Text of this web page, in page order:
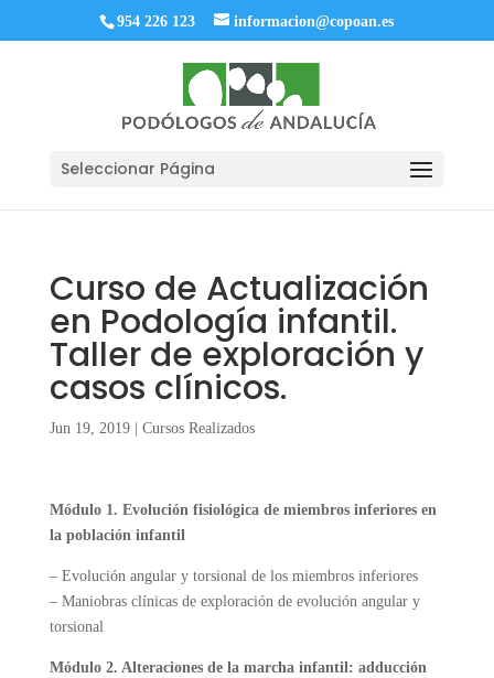
954 226 123 informacion@copoan.es
Seleccionar Página
Curso de Actualización
en Podología infantil.
Taller de exploración y
casos clínicos.
Jun 19, 2019| Cursos Realizados
Módulo 1. Evolución fisiológica de miembros inferiores en
la población infantil
– Evolución angular y torsional de los miembros inferiores
– Maniobras clínicas de exploración de evolución angular y
torsional
Módulo 2. Alteraciones de la marcha infantil: adducción